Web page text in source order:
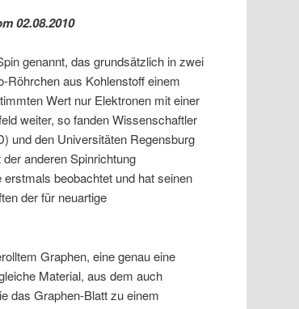
02.08.2010
genannt, das grundsätzlich in zwei
Röhrchen aus Kohlenstoff einem
Wert nur Elektronen mit einer
weiter, so fanden Wissenschaftler
und den Universitäten Regensburg
anderen Spinrichtung
beobachtet und hat seinen
der für neuartige
Graphen, eine genau eine
Material, aus dem auch
das Graphen-Blatt zu einem